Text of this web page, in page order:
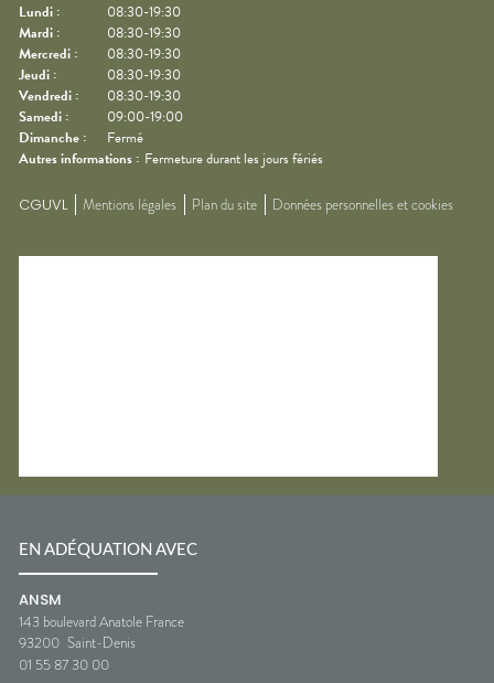
Lundi :
08:30-19:30
Mardi :
08:30-19:30
Mercredi :
08:30-19:30
Jeudi :
08:30-19:30
Vendredi :
08:30-19:30
Samedi :
09:00-19:00
Dimanche :
Fermé
Autres informations : Fermeture durant les jours fériés
CGUVL Mentions légales Plan du site Données personnelles et cookies
EN ADÉQUATION AVEC
ANSM
143 boulevard Anatole France
93200 Saint-Denis
01 55 87 30 00